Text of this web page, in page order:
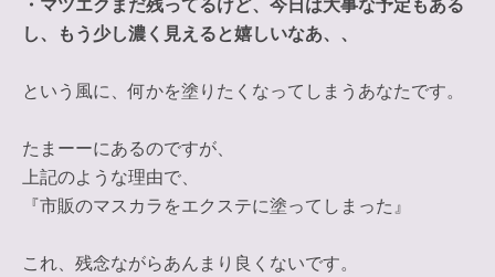
・マツエクまだ残ってるけど、今日は大事な予定もある
し、もう少し濃く見えると嬉しいなあ、、
という風に、何かを塗りたくなってしまうあなたです。
たまーーにあるのですが、
上記のような理由で、
『市販のマスカラをエクステに塗ってしまった』
これ、残念ながらあんまり良くないです。